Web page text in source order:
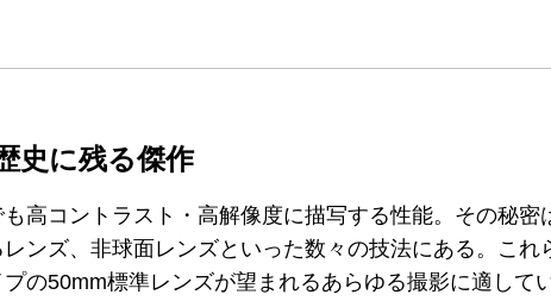
史に残る傑作
高コントラスト・高解像度に描写する性能。その秘密
ンズ、非球面レンズといった数々の技法にある。これ
の50mm標準レンズが望まれるあらゆる撮影に適して